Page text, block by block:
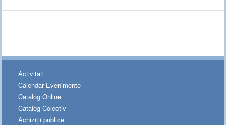
Activitati
Calendar Evenimente
Catalog Online
Catalog Colectiv
Achiziții publice